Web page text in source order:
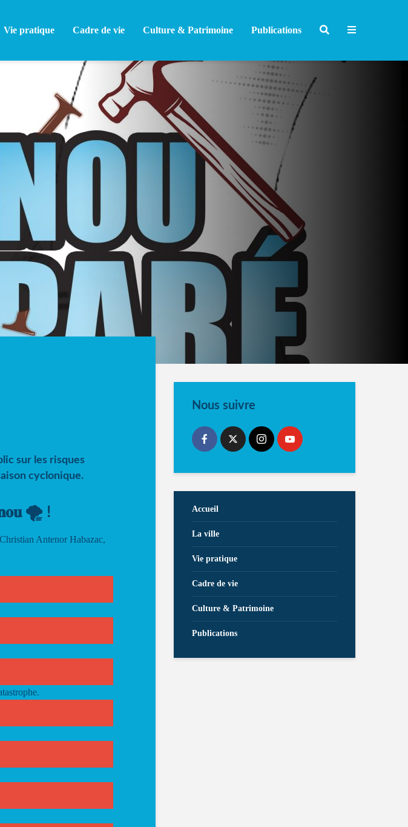
Vie pratique Cadre de vie Culture & Patrimoine Publications
sur les risques
cyclonique.
🌪 !
Antenor Habazac,
Nous suivre
Accueil
La ville
Vie pratique
Cadre de vie
Culture & Patrimoine
Publications